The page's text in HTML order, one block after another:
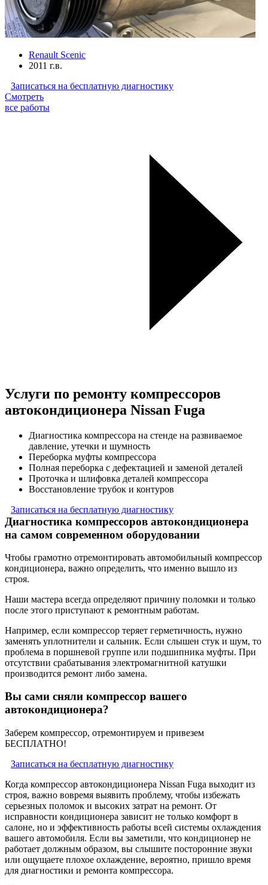
Renault Scenic
2011 г.в.
Записаться на бесплатную диагностику
Смотреть
все работы
Услуги по ремонту компрессоров
автокондиционера Nissan Fuga
Диагностика компрессора на стенде на развиваемое
давление, утечки и шумность
Переборка муфты компрессора
Полная переборка с дефектацией и заменой деталей
Проточка и шлифовка деталей компрессора
Восстановление трубок и контуров
Записаться на бесплатную диагностику
Диагностика компрессоров автокондиционера
на самом современном оборудовании
Чтобы грамотно отремонтировать автомобильный компрессор
кондиционера, важно определить, что именно вышло из
строя.
Наши мастера всегда определяют причину поломки и только
после этого приступают к ремонтным работам.
Например, если компрессор теряет герметичность, нужно
заменять уплотнители и сальник. Если слышен стук и шум, то
проблема в поршневой группе или подшипника муфты. При
отсутствии срабатывания электромагнитной катушки
производится ремонт либо замена.
Вы сами сняли компрессор вашего
автокондиционера?
Заберем компрессор, отремонтируем и привезем
БЕСПЛАТНО!
Записаться на бесплатную диагностику
Когда компрессор автокондиционера Nissan Fuga выходит из
строя, важно вовремя выявить проблему, чтобы избежать
серьезных поломок и высоких затрат на ремонт. От
исправности кондиционера зависит не только комфорт в
салоне, но и эффективность работы всей системы охлаждения
вашего автомобиля. Если вы заметили, что кондиционер не
работает должным образом, вы слышите посторонние звуки
или ощущаете плохое охлаждение, вероятно, пришло время
для диагностики и ремонта компрессора.